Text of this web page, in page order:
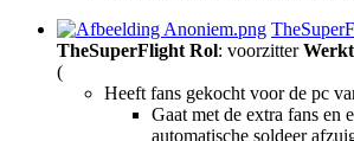
TheSuperFlight Rol: voorzitter
(
Heeft fans gekocht voor de pc
Gaat met de extra fans en
automatische soldeer